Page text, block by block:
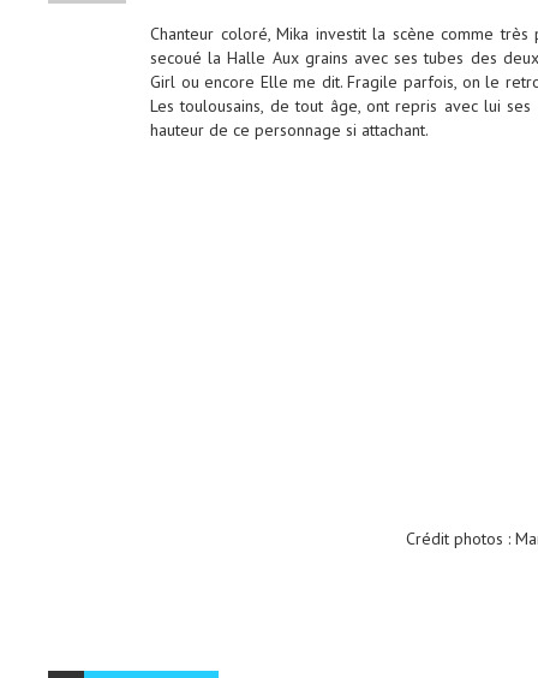
Chanteur coloré, Mika investit la scène comme
secoué la Halle Aux grains avec ses tubes des
Girl ou encore Elle me dit. Fragile parfois, on le
Les toulousains, de tout âge, ont repris avec lui
hauteur de ce personnage si attachant.
Crédit photos :